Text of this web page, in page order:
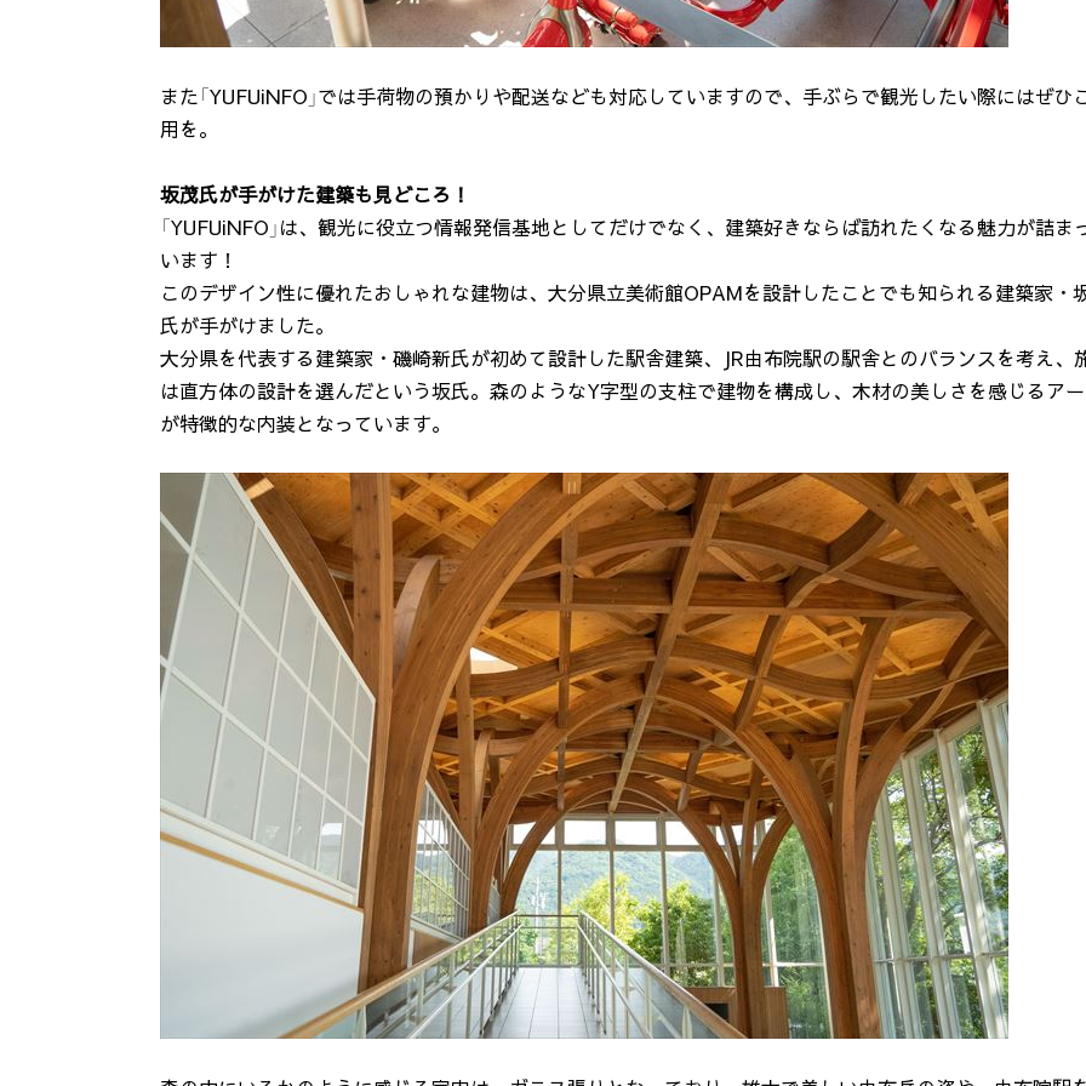
また「YUFUiNFO」では手荷物の預かりや配送なども対応していますので、手ぶらで観光したい際にはぜひ
用を。
坂茂氏が手がけた建築も見どころ！
「YUFUiNFO」は、観光に役立つ情報発信基地としてだけでなく、建築好きならば訪れたくなる魅力が詰ま
います！
このデザイン性に優れたおしゃれな建物は、大分県立美術館OPAMを設計したことでも知られる建築家・
氏が手がけました。
大分県を代表する建築家・磯崎新氏が初めて設計した駅舎建築、JR由布院駅の駅舎とのバランスを考え、
は直方体の設計を選んだという坂氏。森のようなY字型の支柱で建物を構成し、木材の美しさを感じるア
が特徴的な内装となっています。